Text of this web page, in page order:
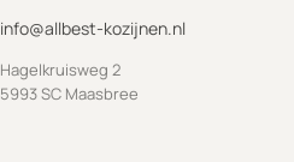
info@allbest-kozijnen.nl
Hagelkruisweg 2
5993 SC Maasbree